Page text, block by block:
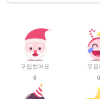
구입했어요
0
유용
0